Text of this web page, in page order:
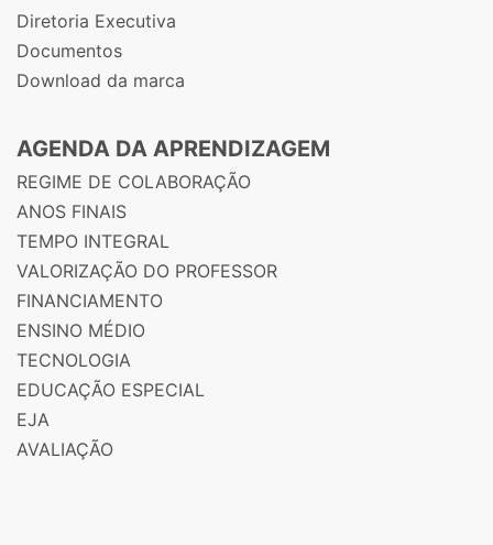
Diretoria Executiva
Documentos
Download da marca
AGENDA DA APRENDIZAGEM
REGIME DE COLABORAÇÃO
ANOS FINAIS
TEMPO INTEGRAL
VALORIZAÇÃO DO PROFESSOR
FINANCIAMENTO
ENSINO MÉDIO
TECNOLOGIA
EDUCAÇÃO ESPECIAL
EJA
AVALIAÇÃO